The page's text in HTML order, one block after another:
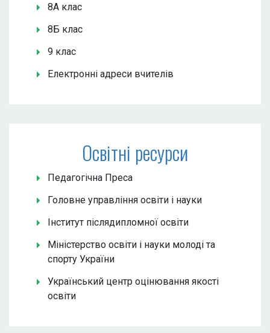
8А клас
8Б клас
9 клас
Електронні адреси вчителів
Освітні ресурси
Педагогічна Преса
Головне управління освіти і науки
Інститут післядипломної освіти
Міністерство освіти і науки молоді та
спорту України
Український центр оцінювання якості
освіти